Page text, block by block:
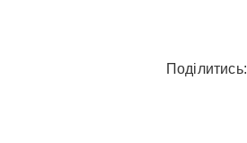
Поділитись: